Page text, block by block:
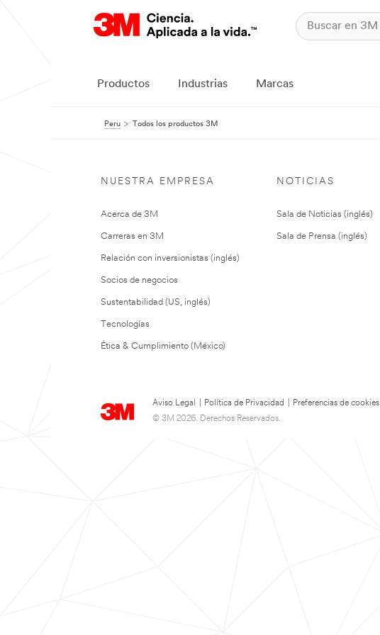
Productos Industrias Marcas
Peru Todos los productos 3M
NUESTRA EMPRESA
Acerca de 3M
Carreras en 3M
Relación con inversionistas (inglés)
Socios de negocios
Sustentabilidad (US, inglés)
Tecnologías
Ética & Cumplimiento (México)
NOTICIAS
Sala de Noticias (inglés)
Sala de Prensa (inglés)
Aviso Legal Política de Privacidad
Preferencias de cookies
© 3M 2026. Derechos Reservados.